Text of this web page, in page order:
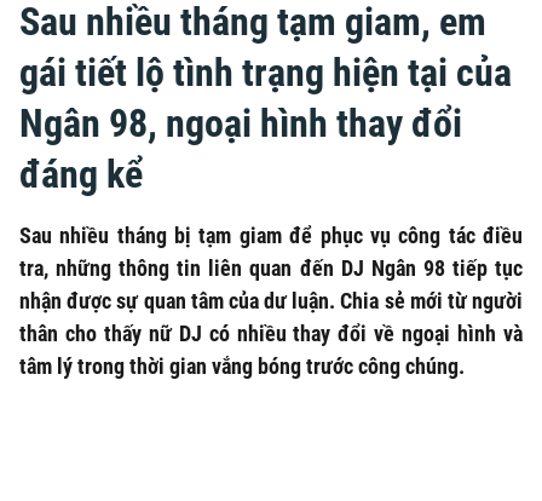
Sau nhiều tháng tạm giam, em
gái tiết lộ tình trạng hiện tại của
Ngân 98, ngoại hình thay đổi
đáng kể
Sau nhiều tháng bị tạm giam để phục vụ công tác điều
tra, những thông tin liên quan đến DJ Ngân 98 tiếp tục
nhận được sự quan tâm của dư luận. Chia sẻ mới từ người
thân cho thấy nữ DJ có nhiều thay đổi về ngoại hình và
tâm lý trong thời gian vắng bóng trước công chúng.